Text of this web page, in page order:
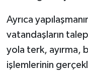
Ayrıca
vatandaşların
yola terk, ayırma,
işlemlerinin